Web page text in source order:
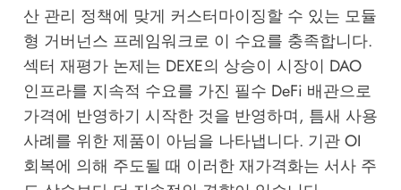
산 관리 정책에 맞게 커스터마이징할 수 있는 모듈
형 거버넌스 프레임워크로 이 수요를 충족합니다.
섹터 재평가 논제는 DEXE의 상승이 시장이 DAO
인프라를 지속적 수요를 가진 필수 DeFi 배관으로
가격에 반영하기 시작한 것을 반영하며, 틈새 사용
사례를 위한 제품이 아님을 나타냅니다. 기관 OI
회복에 의해 주도될 때 이러한 재가격화는 서사 주